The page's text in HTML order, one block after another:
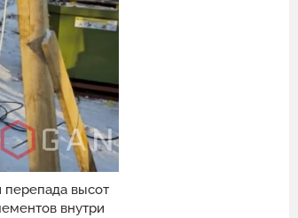
перепада высот
внутри